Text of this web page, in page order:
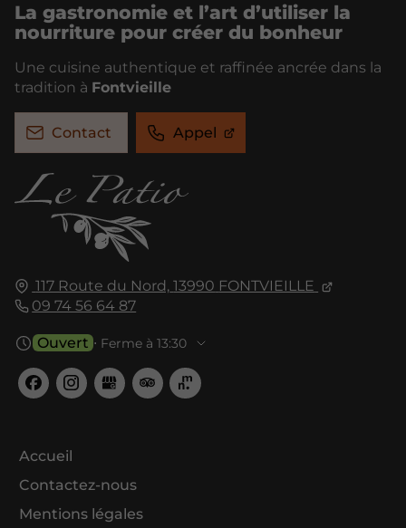
117 Route du Nord, 13990 FONTVIEILLE
09 74 56 64 87
Ouvert ⋅ Ferme à 13:30
Accueil
Contactez-nous
Mentions légales
La gastronomie et l’art d’utiliser la
nourriture pour créer du bonheur
Une cuisine authentique et raffinée ancrée dans la
tradition à Fontvieille
Contact Appel